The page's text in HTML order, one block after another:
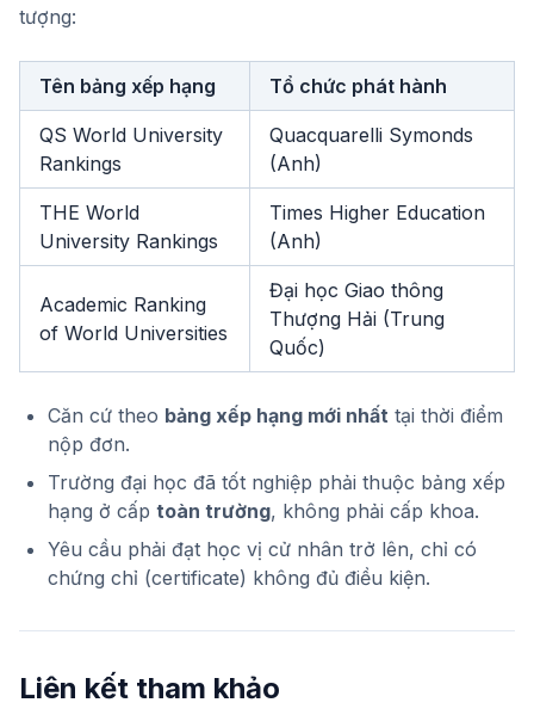
tượng:
Tên bảng xếp hạng Tổ chức phát hành
QS World University
Rankings
Quacquarelli Symonds
(Anh)
THE World
University Rankings
Times Higher Education
(Anh)
Academic Ranking
of World Universities
Đại học Giao thông
Thượng Hải (Trung
Quốc)
Căn cứ theo bảng xếp hạng mới nhất tại thời điểm
nộp đơn.
Trường đại học đã tốt nghiệp phải thuộc bảng xếp
hạng ở cấp toàn trường, không phải cấp khoa.
Yêu cầu phải đạt học vị cử nhân trở lên, chỉ có
chứng chỉ (certificate) không đủ điều kiện.
Liên kết tham khảo